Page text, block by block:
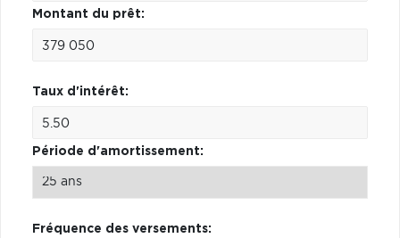
Montant du prêt:
Taux d'intérêt:
Période d'amortissement:
Fréquence des versements: